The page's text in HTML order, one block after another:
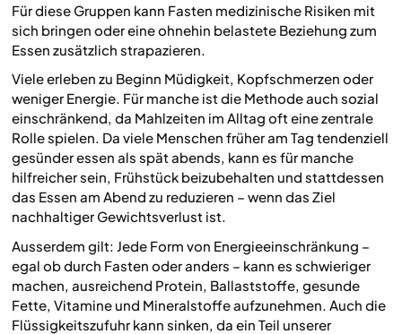
Für diese Gruppen kann Fasten medizinische Risiken mit
sich bringen oder eine ohnehin belastete Beziehung zum
Essen zusätzlich strapazieren.
Viele erleben zu Beginn Müdigkeit, Kopfschmerzen oder
weniger Energie. Für manche ist die Methode auch sozial
einschränkend, da Mahlzeiten im Alltag oft eine zentrale
Rolle spielen. Da viele Menschen früher am Tag tendenziell
gesünder essen als spät abends, kann es für manche
hilfreicher sein, Frühstück beizubehalten und stattdessen
das Essen am Abend zu reduzieren – wenn das Ziel
nachhaltiger Gewichtsverlust ist.
Ausserdem gilt: Jede Form von Energieeinschränkung –
egal ob durch Fasten oder anders – kann es schwieriger
machen, ausreichend Protein, Ballaststoffe, gesunde
Fette, Vitamine und Mineralstoffe aufzunehmen. Auch die
Flüssigkeitszufuhr kann sinken, da ein Teil unserer